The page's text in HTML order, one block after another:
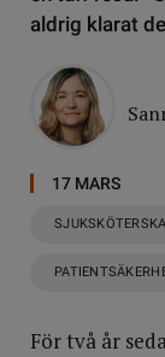
aldrig klarat
17 MARS
SJUKSKÖTERSKA
För två år